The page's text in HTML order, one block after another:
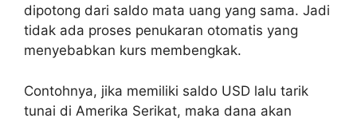
dipotong dari saldo mata uang yang sama. Jadi
tidak ada proses penukaran otomatis yang
menyebabkan kurs membengkak.
Contohnya, jika memiliki saldo USD lalu tarik
tunai di Amerika Serikat, maka dana akan